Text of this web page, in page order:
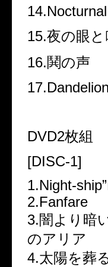
14.Nocturnal
15.夜の眼と
16.鬨の声
17.Dandelion
DVD2枚組
[DISC-1]
1.Night-
2.Fanfare
3.闇より暗
のアリア
4.太陽を葬